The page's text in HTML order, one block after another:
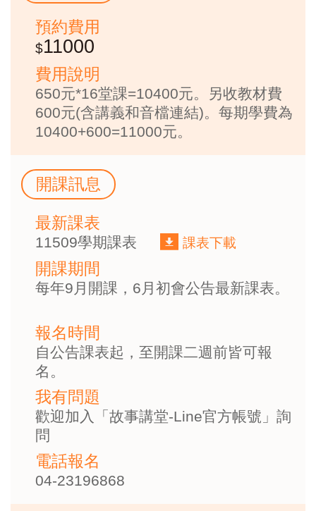
預約費用
11000
費用說明
650元*16堂課=10400元。另收教材費
600元(含講義和音檔連結)。每期學費為
10400+600=11000元。
開課訊息
最新課表
11509學期課表 課表下載
開課期間
每年9月開課，6月初會公告最新課表。
報名時間
自公告課表起，至開課二週前皆可報
名。
我有問題
歡迎加入「故事講堂-Line官方帳號」詢
問
電話報名
04-23196868